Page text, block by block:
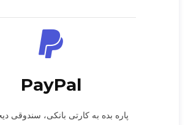
PayPal
پارە بدە بە کارتی بانکی، سندوقی